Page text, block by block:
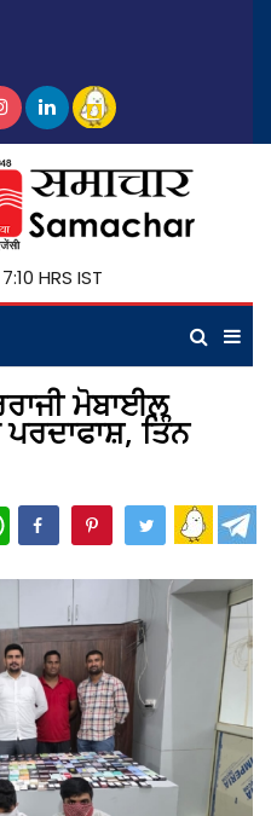
HRS IST
ਮੋਬਾਈਲ
ਤਿੰਨ
WhatsApp